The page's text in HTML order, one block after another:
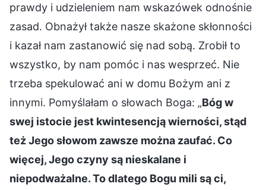
prawdy i udzieleniem nam wskazówek odnośnie
zasad. Obnażył także nasze skażone skłonności
i kazał nam zastanowić się nad sobą. Zrobił to
wszystko, by nam pomóc i nas wesprzeć. Nie
trzeba spekulować ani w domu Bożym ani z
innymi. Pomyślałam o słowach Boga: „Bóg w
swej istocie jest kwintesencją wierności, stąd
też Jego słowom zawsze można zaufać. Co
więcej, Jego czyny są nieskalane i
niepodważalne. To dlatego Bogu mili są ci,